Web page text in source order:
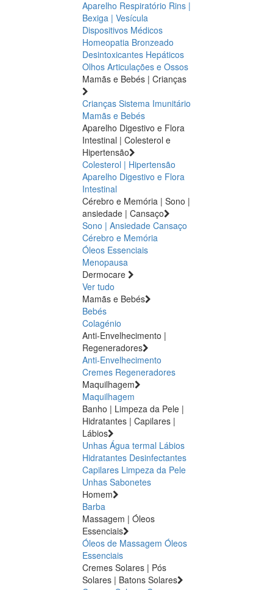
Aparelho Respiratório Rins |
Bexiga | Vesícula
Dispositivos Médicos
Homeopatia Bronzeado
Desintoxicantes Hepáticos
Olhos Articulações e Ossos
Mamãs e Bebés | Crianças
Crianças Sistema Imunitário
Mamãs e Bebés
Aparelho Digestivo e Flora
Intestinal | Colesterol e
Hipertensão
Colesterol | Hipertensão
Aparelho Digestivo e Flora
Intestinal
Cérebro e Memória | Sono |
ansiedade | Cansaço
Sono | Ansiedade Cansaço
Cérebro e Memória
Óleos Essenciais
Menopausa
Dermocare
Ver tudo
Mamãs e Bebés
Bebés
Colagénio
Anti-Envelhecimento |
Regeneradores
Anti-Envelhecimento
Cremes Regeneradores
Maquilhagem
Maquilhagem
Banho | Limpeza da Pele |
Hidratantes | Capilares |
Lábios
Unhas Água termal Lábios
Hidratantes Desinfectantes
Capilares Limpeza da Pele
Unhas Sabonetes
Homem
Barba
Massagem | Óleos
Essenciais
Óleos de Massagem Óleos
Essenciais
Cremes Solares | Pós
Solares | Batons Solares